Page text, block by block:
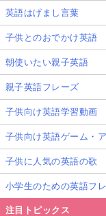
アルバイトを通し
の自覚や責任、協
スウェーデンの
仕組みがある
る文化のあらわ
人生初のアルバ
誇らしい思い出
っていきたいもの
英語はげまし言葉
子供とのおでかけ英語
朝使いたい親子英語
親子英語フレーズ
子供向け英語学習動画
子供向け英語ゲーム・
子供に人気の英語の歌
小学生のための英語フ
注目トピックス